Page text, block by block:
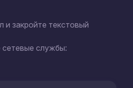
и закройте текстовый
сетевые службы: